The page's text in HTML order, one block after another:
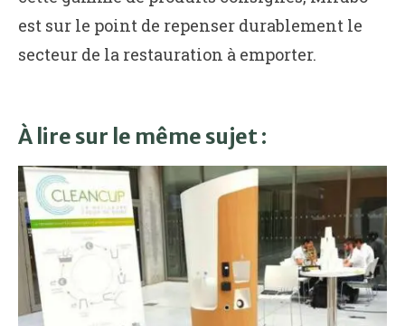
est sur le point de repenser durablement le
secteur de la restauration à emporter.
À lire sur le même sujet :